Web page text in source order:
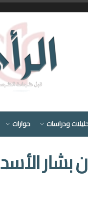
ودراسات حوارات
بشار الأسد